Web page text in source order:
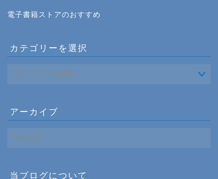
電子書籍ストアのおすすめ
カテゴリーを選択
アーカイブ
ー
ブ
当ブログについて